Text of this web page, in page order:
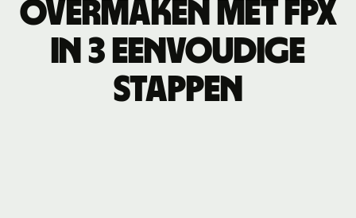
overmaken met FPX
in 3 eenvoudige
stappen